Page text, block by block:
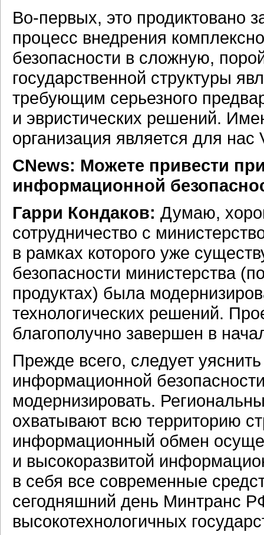
Во-первых, это продиктовано
процесс внедрения
безопасности в сложную,
государственной структуры
требующим серьезного
и эвристических решений.
организация является для нас
CNews: Можете привести
информационной
Гарри Кондаков: Думаю,
сотрудничество с
в рамках которого уже
безопасности министерства
продуктах) была
технологических решений.
благополучно завершен в
Прежде всего, следует
информационной
модернизировать.
охватывают всю территорию
информационный обмен
и высокоразвитой
в себя все современные
сегодняшний день Минтранс
высокотехнологичных